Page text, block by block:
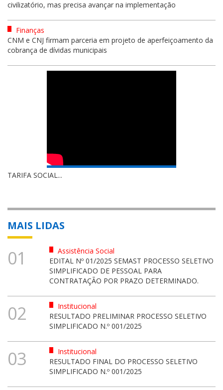
civilizatório, mas precisa avançar na implementação
Finanças
CNM e CNJ firmam parceria em projeto de aperfeiçoamento da
cobrança de dívidas municipais
TARIFA SOCIAL...
MAIS LIDAS
01
Assistência Social
EDITAL Nº 01/2025 SEMAST PROCESSO SELETIVO
SIMPLIFICADO DE PESSOAL PARA
CONTRATAÇÃO POR PRAZO DETERMINADO.
02
Institucional
RESULTADO PRELIMINAR PROCESSO SELETIVO
SIMPLIFICADO N.º 001/2025
03
Institucional
RESULTADO FINAL DO PROCESSO SELETIVO
SIMPLIFICADO N.º 001/2025